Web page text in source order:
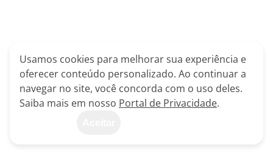
Usamos cookies para melhorar sua experiência e
oferecer conteúdo personalizado. Ao continuar a
navegar no site, você concorda com o uso deles.
Saiba mais em nosso Portal de Privacidade.